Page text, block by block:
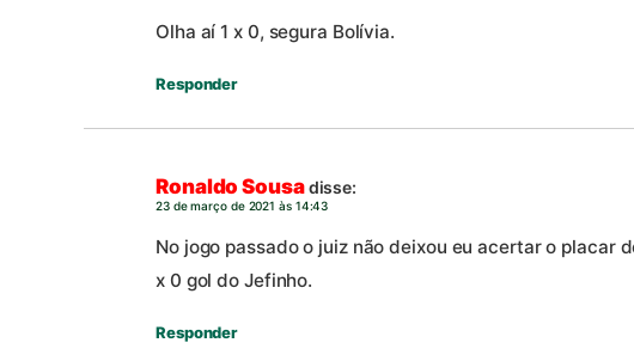
Olha aí 1 x 0, segura Bolívia.
Responder
Ronaldo Sousadisse:
23 de março de 2021 às 14:43
No jogo passado o juiz não deixou eu acertar o placar
x 0 gol do Jefinho.
Responder